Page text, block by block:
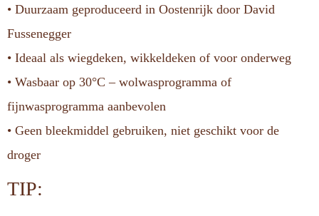
• Duurzaam geproduceerd in Oostenrijk door David
Fussenegger
• Ideaal als wiegdeken, wikkeldeken of voor onderweg
• Wasbaar op 30°C – wolwasprogramma of
fijnwasprogramma aanbevolen
• Geen bleekmiddel gebruiken, niet geschikt voor de
droger
TIP: